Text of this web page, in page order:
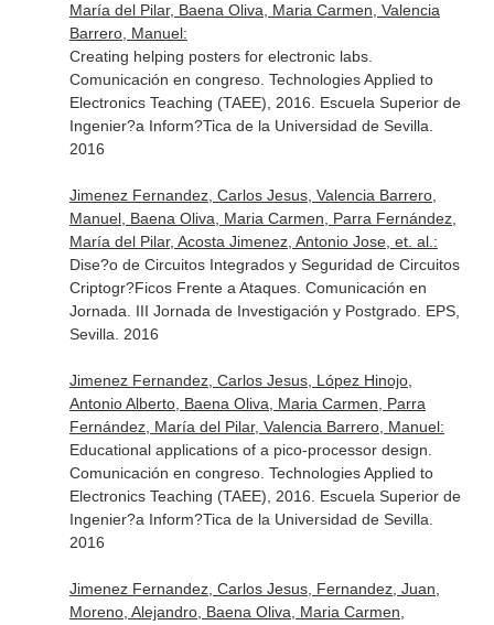
María del Pilar, Baena Oliva, Maria Carmen, Valencia
Barrero, Manuel:
Creating helping posters for electronic labs.
Comunicación en congreso. Technologies Applied to
Electronics Teaching (TAEE), 2016. Escuela Superior de
Ingenier?a Inform?Tica de la Universidad de Sevilla.
2016
Jimenez Fernandez, Carlos Jesus, Valencia Barrero,
Manuel, Baena Oliva, Maria Carmen, Parra Fernández,
María del Pilar, Acosta Jimenez, Antonio Jose, et. al.:
Dise?o de Circuitos Integrados y Seguridad de Circuitos
Criptogr?Ficos Frente a Ataques. Comunicación en
Jornada. III Jornada de Investigación y Postgrado. EPS,
Sevilla. 2016
Jimenez Fernandez, Carlos Jesus, López Hinojo,
Antonio Alberto, Baena Oliva, Maria Carmen, Parra
Fernández, María del Pilar, Valencia Barrero, Manuel:
Educational applications of a pico-processor design.
Comunicación en congreso. Technologies Applied to
Electronics Teaching (TAEE), 2016. Escuela Superior de
Ingenier?a Inform?Tica de la Universidad de Sevilla.
2016
Jimenez Fernandez, Carlos Jesus, Fernandez, Juan,
Moreno, Alejandro, Baena Oliva, Maria Carmen,